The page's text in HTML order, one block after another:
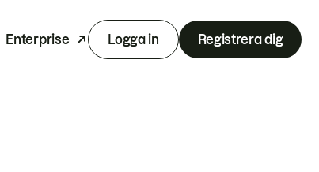
Enterprise Logga in Registrera dig